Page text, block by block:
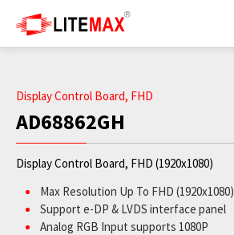
Display Control Board, FHD
AD68862GH
Display Control Board, FHD (1920x1080)
Max Resolution Up To FHD (1920x1080)
Support e-DP & LVDS interface panel
Analog RGB Input supports 1080P